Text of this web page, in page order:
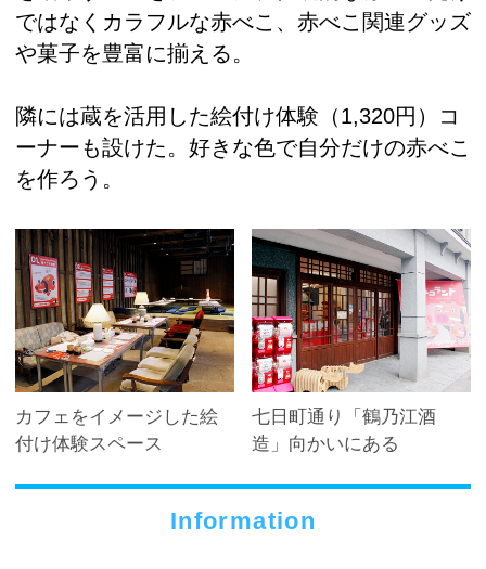
ではなくカラフルな赤べこ、赤べこ関連グッズ
や菓子を豊富に揃える。
隣には蔵を活用した絵付け体験（1,320円）コ
ーナーも設けた。好きな色で自分だけの赤べこ
を作ろう。
カフェをイメージした絵
付け体験スペース
七日町通り「鶴乃江酒
造」向かいにある
Information